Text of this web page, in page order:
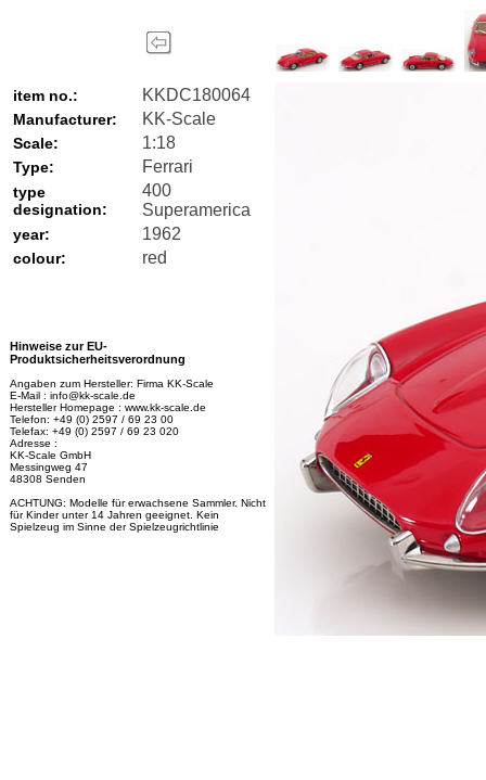
item no.: KKDC180064
Manufacturer: KK-Scale
Scale: 1:18
Type: Ferrari
type
designation:
400
Superamerica
year: 1962
colour: red
Hinweise zur EU-
Produktsicherheitsverordnung
Angaben zum Hersteller: Firma KK-Scale
E-Mail : info@kk-scale.de
Hersteller Homepage : www.kk-scale.de
Telefon: +49 (0) 2597 / 69 23 00
Telefax: +49 (0) 2597 / 69 23 020
Adresse :
KK-Scale GmbH
Messingweg 47
48308 Senden
ACHTUNG: Modelle für erwachsene Sammler. Nicht
für Kinder unter 14 Jahren geeignet. Kein
Spielzeug im Sinne der Spielzeugrichtlinie